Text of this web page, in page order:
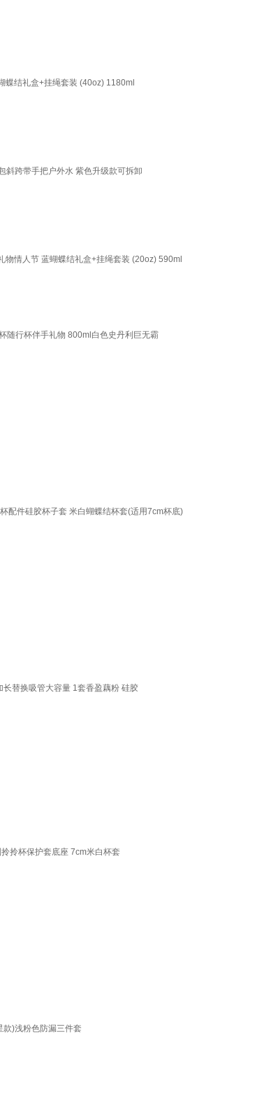
蝶结礼盒+挂绳套装 (40oz) 1180ml
斜跨带手把户外水 紫色升级款可拆卸
情人节 蓝蝴蝶结礼盒+挂绳套装 (20oz) 590ml
随行杯伴手礼物 800ml白色史丹利巨无霸
配件硅胶杯子套 米白蝴蝶结杯套(适用7cm杯底)
替换吸管大容量 1套香盈藕粉 硅胶
拎杯保护套底座 7cm米白杯套
)浅粉色防漏三件套